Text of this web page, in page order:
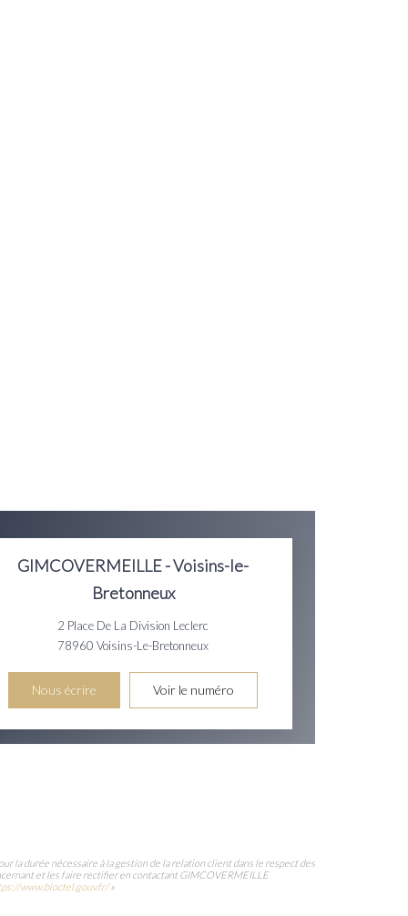
GIMCOVERMEILLE - Voisins-le-
Bretonneux
2 Place De La Division Leclerc
78960Voisins-Le-Bretonneux
Nous écrire Voir le numéro
la durée nécessaire à la gestion de la relation client dans le respect des
et les faire rectifier en contactant GIMCOVERMEILLE
www.bloctel.gouv.fr/»